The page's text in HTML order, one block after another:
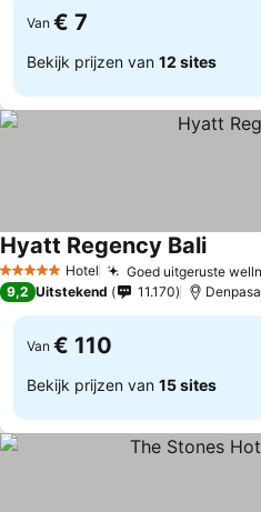
Van € 7
Bekijk prijzen van 12 sites
5 Sterren Hotel Goed uitgeruste
Hyatt Regency Bali
9,2 Uitstekend 11.170
Van € 110
Bekijk prijzen van 15 sites